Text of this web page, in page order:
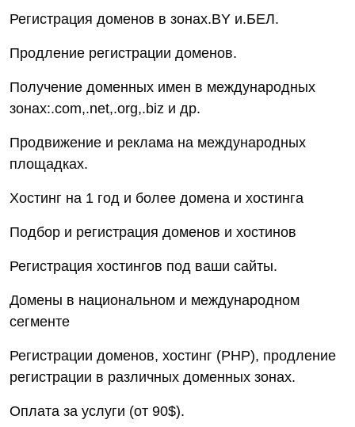
Регистрация доменов в зонах.BY и.БЕЛ.
Продление регистрации доменов.
Получение доменных имен в международных
зонах:.com,.net,.org,.biz и др.
Продвижение и реклама на международных
площадках.
Хостинг на 1 год и более домена и хостинга
Подбор и регистрация доменов и хостинов
Регистрация хостингов под ваши сайты.
Домены в национальном и международном
сегменте
Регистрации доменов, хостинг (PHP), продление
регистрации в различных доменных зонах.
Оплата за услуги (от 90$).